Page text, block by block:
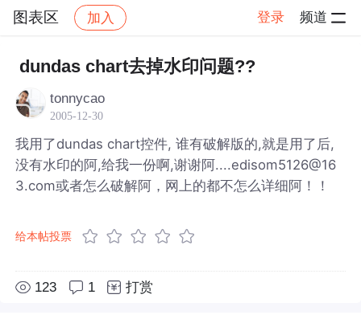
图表区 加入 登录 频道
社区 图表区 帖子详情
dundas chart去掉水印问题??
tonnycao
2005-12-30
我用了dundas chart控件, 谁有破解版的,就是用了后,
没有水印的阿,给我一份啊,谢谢阿....edisom5126@16
3.com或者怎么破解阿，网上的都不怎么详细阿！！
给本帖投票
123 1 打赏